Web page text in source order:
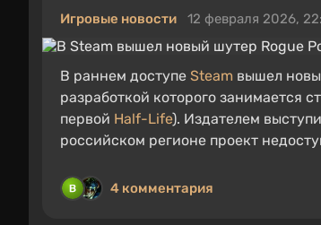
Игровые новости 12 февраля 2026,
В раннем доступе Steam вышел
разработкой которого занимается
первой Half-Life). Издателем
российском регионе проект
4 комментария